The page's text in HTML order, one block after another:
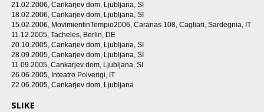
21.02.2006, Cankarjev dom, Ljubljana, SI
18.02.2006, Cankarjev dom, Ljubljana, SI
15.02.2006, MovimientinTempio2006, Caranas 108, Cagliari, Sardegnia, IT
11.12.2005, Tacheles, Berlin, DE
20.10.2005, Cankarjev dom, Ljubljana, SI
28.09.2005, Cankarjev dom, Ljubljana, SI
11.09.2005, Cankarjev dom, Ljubljana, SI
26.06.2005, Inteatro Polverigi, IT
22.06.2005, Cankarjev dom, Ljubljana
SLIKE